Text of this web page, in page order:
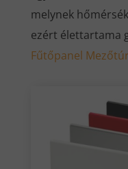
melynek
ezért élettartama
Fűtőpanel Mezőtúr